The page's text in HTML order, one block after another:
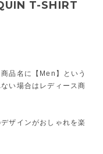
T-SHIRT
品名に【Men】という
い場合はレディース商
ザインがおしゃれを楽